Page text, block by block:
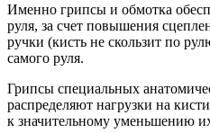
Именно грипсы и обмотка
руля, за счет повышения
ручки (кисть не скользит по
самого руля.
Грипсы специальных
распределяют нагрузки на
к значительному уменьшению